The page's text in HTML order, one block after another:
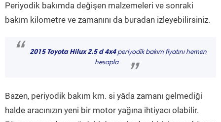
Periyodik bakımda değişen malzemeleri ve sonraki
bakım kilometre ve zamanını da buradan izleyebilirsiniz.
“ 2015 Toyota Hilux 2.5 d 4x4periyodik bakım fiyatını hemen
hesapla
”
Bazen, periyodik bakım km. si yâda zamanı gelmediği
halde aracınızın yeni bir motor yağına ihtiyacı olabilir.